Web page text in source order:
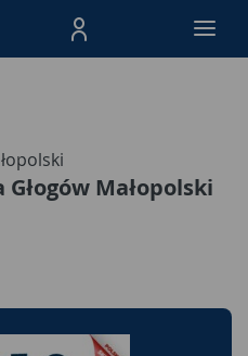
Menu Produktów,
Małopolski